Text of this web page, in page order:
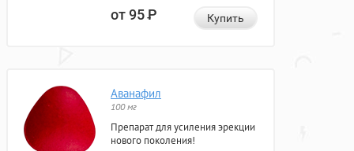
от 95Р Купить
Аванафил
100 мг
Препарат для усиления эрекции
нового поколения!